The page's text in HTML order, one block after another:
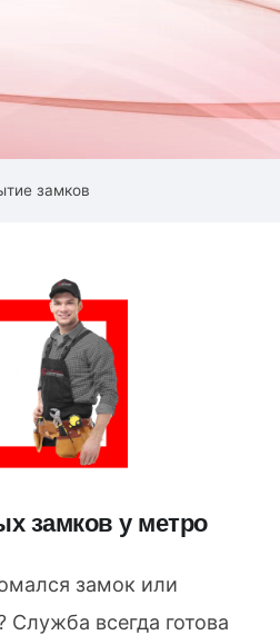
замков
замков у метро
замок или
Служба всегда готова